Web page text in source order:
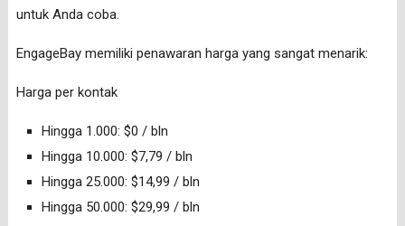
untuk Anda coba.
EngageBay memiliki penawaran harga yang sangat menarik:
Harga per kontak
Hingga 1.000: $0 / bln
Hingga 10.000: $7,79 / bln
Hingga 25.000: $14,99 / bln
Hingga 50.000: $29,99 / bln